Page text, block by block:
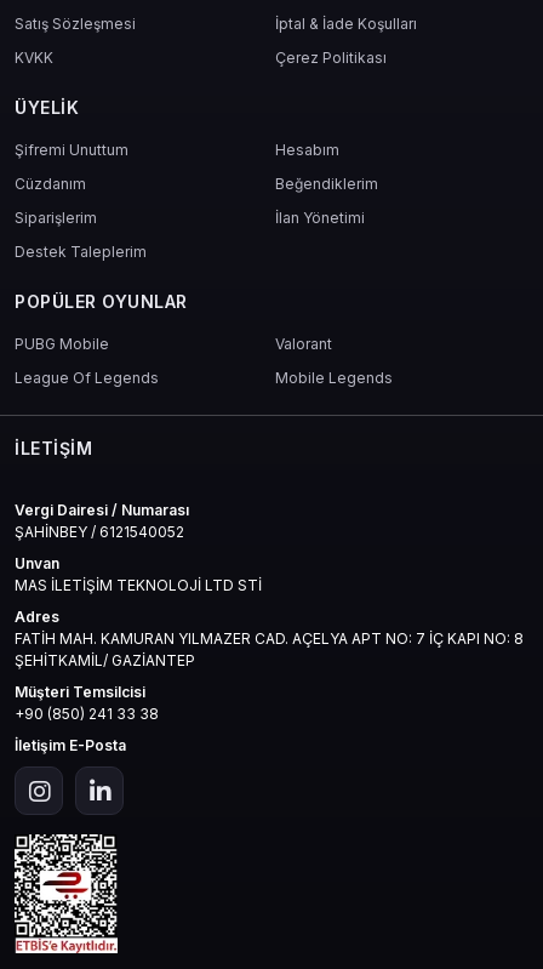
Satış Sözleşmesi
İptal & İade Koşulları
KVKK
Çerez Politikası
ÜYELIK
Şifremi Unuttum
Hesabım
Cüzdanım
Beğendiklerim
Siparişlerim
İlan Yönetimi
Destek Taleplerim
POPÜLER OYUNLAR
PUBG Mobile
Valorant
League Of Legends
Mobile Legends
İLETIŞIM
Vergi Dairesi / Numarası
ŞAHİNBEY / 6121540052
Unvan
MAS İLETİŞİM TEKNOLOJİ LTD STİ
Adres
FATİH MAH. KAMURAN YILMAZER CAD. AÇELYA APT NO: 7 İÇ KAPI NO: 8
ŞEHİTKAMİL/ GAZİANTEP
Müşteri Temsilcisi
+90 (850) 241 33 38
İletişim E-Posta